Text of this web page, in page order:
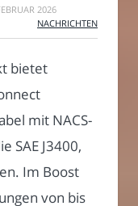
2026
NACHRICHTEN
bietet
mit NACS-
SAE J3400,
Im Boost
von bis